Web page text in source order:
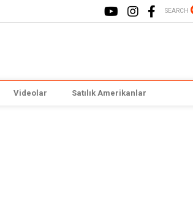
SEARCH
Videolar Satılık Amerikanlar